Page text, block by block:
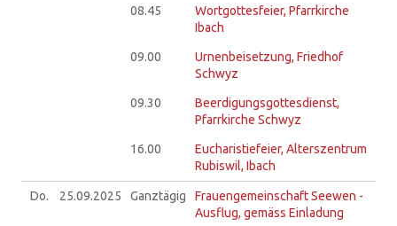
08.45
Wortgottesfeier, Pfarrkirche
Ibach
09.00
Urnenbeisetzung, Friedhof
Schwyz
09.30
Beerdigungsgottesdienst,
Pfarrkirche Schwyz
16.00
Eucharistiefeier, Alterszentrum
Rubiswil, Ibach
Do. 25.09.2025 Ganztägig
Frauengemeinschaft Seewen -
Ausflug, gemäss Einladung